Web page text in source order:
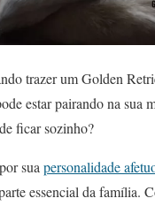
trazer um Golden
estar pairando na sua
ficar sozinho?
sua personalidade
essencial da família.